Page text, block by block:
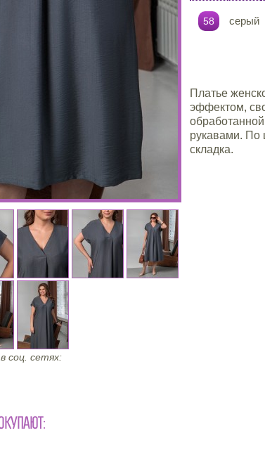
58 серый
Платье
эффектом,
рукавами. По
складка.
соц. сетях: